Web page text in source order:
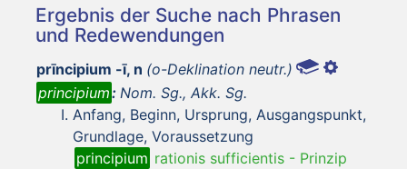
Ergebnis der Suche nach Phrasen
und Redewendungen
prīncipium -ī, n (o-Deklination neutr.)
principium: Nom. Sg., Akk. Sg.
Anfang, Beginn, Ursprung, Ausgangspunkt,
Grundlage, Voraussetzung
principium rationis sufficientis - Prinzip